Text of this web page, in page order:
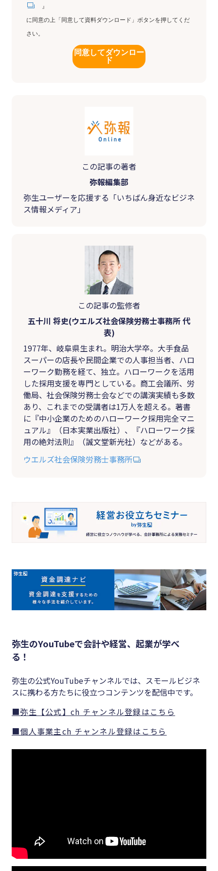
』
に同意の上「同意して資料ダウンロード」ボタンを押してくだ
さい。
同意してダウンロー
ド
この記事の著者
弥報編集部
弥生ユーザーを応援する「いちばん身近なビジネ
ス情報メディア」
この記事の監修者
五十川 将史(ウエルズ社会保険労務士事務所 代
表)
1977年、岐阜県生まれ。明治大学卒。大手食品
スーパーの店長や民間企業での人事担当者、ハロ
ーワーク勤務を経て、独立。ハローワークを活用
した採用支援を専門としている。商工会議所、労
働局、社会保険労務士会などでの講演実績も多数
あり、これまでの受講者は1万人を超える。著書
に『中小企業のためのハローワーク採用完全マニ
ュアル』（日本実業出版社）、『ハローワーク採
用の絶対法則』（誠文堂新光社）などがある。
ウエルズ社会保険労務士事務所
弥生のYouTubeで会計や経営、起業が学べ
る！
弥生の公式YouTubeチャンネルでは、スモールビジネ
スに携わる方たちに役立つコンテンツを配信中です。
■弥生【公式】ch チャンネル登録はこちら
■個人事業主ch チャンネル登録はこちら